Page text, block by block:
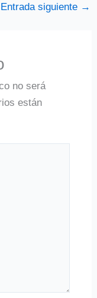
Entrada siguiente →
no será
están